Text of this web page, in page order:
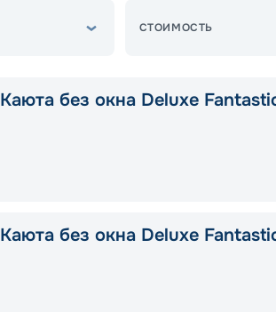
СТОИМОСТЬ
Каюта без окна Deluxe
Каюта без окна Deluxe